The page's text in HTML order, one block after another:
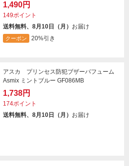
1,490円
149ポイント
送料無料、8月10日（月） お届け
クーポン 20%引き
アスカ プリンセス防犯ブザーパフューム
Asmix ミントブルー GF086MB
1,738円
174ポイント
送料無料、8月10日（月） お届け